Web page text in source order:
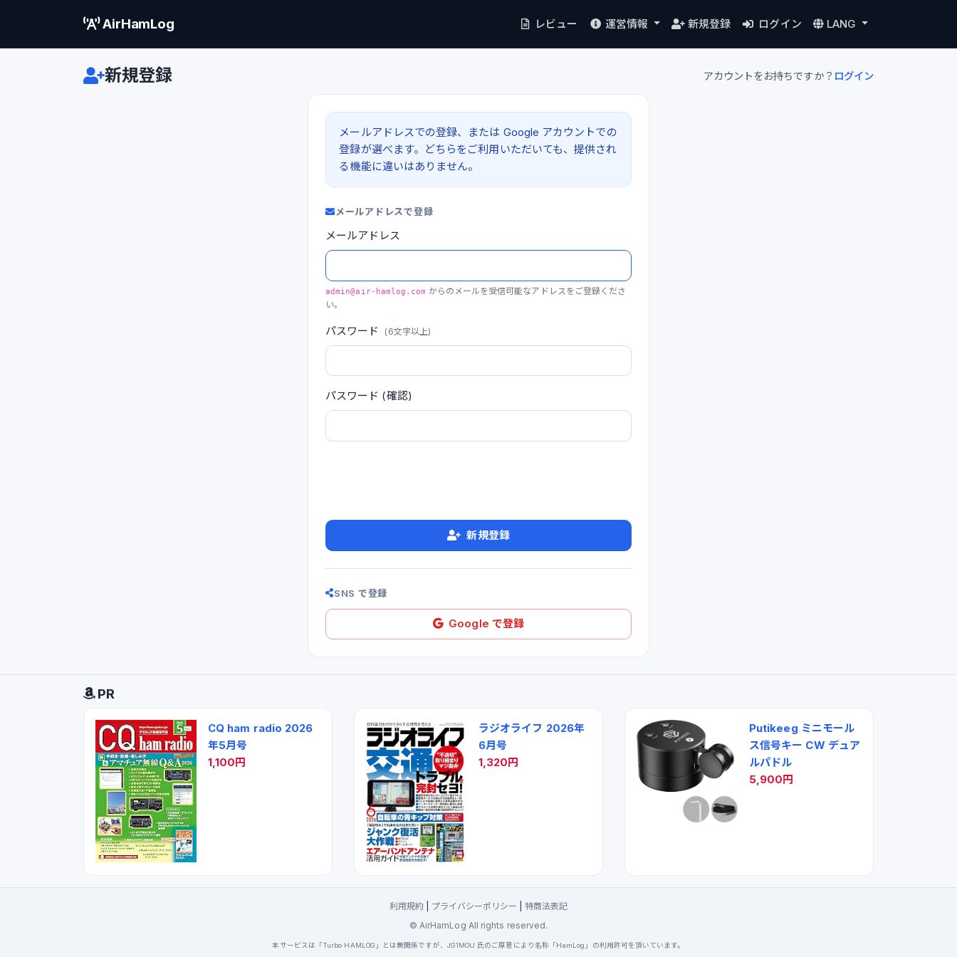
AirHamLog レビュー 運営情報 新規登録 ログイン LANG
新規登録 アカウントをお持ちですか？ ログイン
メールアドレスでの登録、または Google アカウントでの
登録が選べます。どちらをご利用いただいても、提供され
る機能に違いはありません。
メールアドレスで登録
メールアドレス
admin@air-hamlog.com からのメールを受信可能なアドレスをご登録くださ
い。
パスワード (6文字以上)
パスワード (確認)
新規登録
SNS で登録
Google で登録
PR
CQ ham radio 2026
年5月号
1,100円
ラジオライフ 2026年
6月号
1,320円
Putikeeg ミニモール
ス信号キー CW デュア
ルパドル
5,900円
利用規約 プライバシーポリシー
特商法表記
© AirHamLog All rights reserved.
本サービスは「Turbo HAMLOG」とは無関係ですが、JG1MOU 氏のご厚意により名称「HamLog」の利用許可を頂いています。